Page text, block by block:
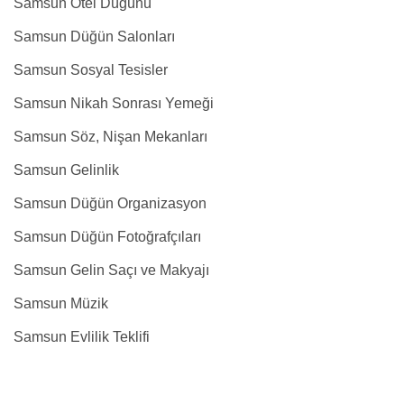
Samsun Otel Düğünü
Samsun Düğün Salonları
Samsun Sosyal Tesisler
Samsun Nikah Sonrası Yemeği
Samsun Söz, Nişan Mekanları
Samsun Gelinlik
Samsun Düğün Organizasyon
Samsun Düğün Fotoğrafçıları
Samsun Gelin Saçı ve Makyajı
Samsun Müzik
Samsun Evlilik Teklifi